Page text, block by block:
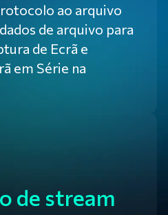
ao arquivo
de arquivo para
de Ecrã e
em Série na
de stream